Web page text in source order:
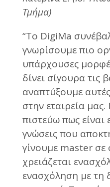
Τμήμα)
“Το DigiMa
γνωρίσουμε πιο
υπάρχουσες
δίνει σίγουρα τις
αναπτύξουμε
στην εταιρεία
πιστεύω πως είναι
γνώσεις που
γίνουμε master σε
χρειάζεται
ενασχόληση με τη